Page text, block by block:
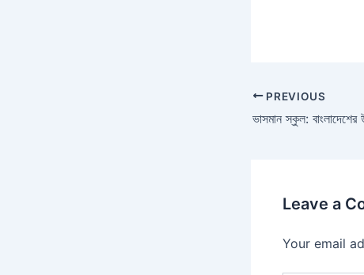
PREVIOUS
Leave a
Your email